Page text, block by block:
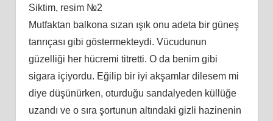
Siktim, resim №2
Mutfaktan balkona sızan ışık onu adeta bir güneş
tanrıçası gibi göstermekteydi. Vücudunun
güzelliği her hücremi titretti. O da benim gibi
sigara içiyordu. Eğilip bir iyi akşamlar dilesem mi
diye düşünürken, oturduğu sandalyeden küllüğe
uzandı ve o sıra şortunun altındaki gizli hazinenin